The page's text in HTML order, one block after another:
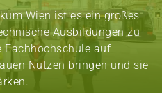
Wien ist es ein großes
Ausbildungen zu
Fachhochschule auf
Nutzen bringen und sie